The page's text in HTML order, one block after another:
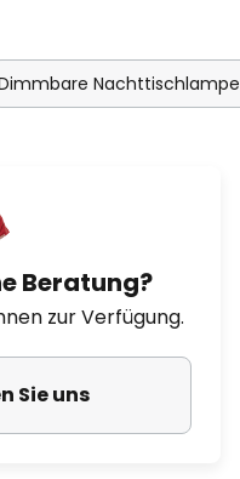
Beratung?
zur Verfügung.
Sie uns